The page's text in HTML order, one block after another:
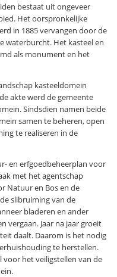
bestaat uit ongeveer
Het oorspronkelijke
in 1885 vervangen door de
waterburcht. Het kasteel en
als monument en het
kasteeldomein
akte werd de gemeente
Sindsdien namen beide
samen te beheren, open
te realiseren in de
en erfgoedbeheerplan voor
met het agentschap
Natuur en Bos en de
slibruiming van de
bladeren en ander
vergaan. Jaar na jaar groeit
daalt. Daarom is het nodig
te herstellen.
voor het veiligstellen van de